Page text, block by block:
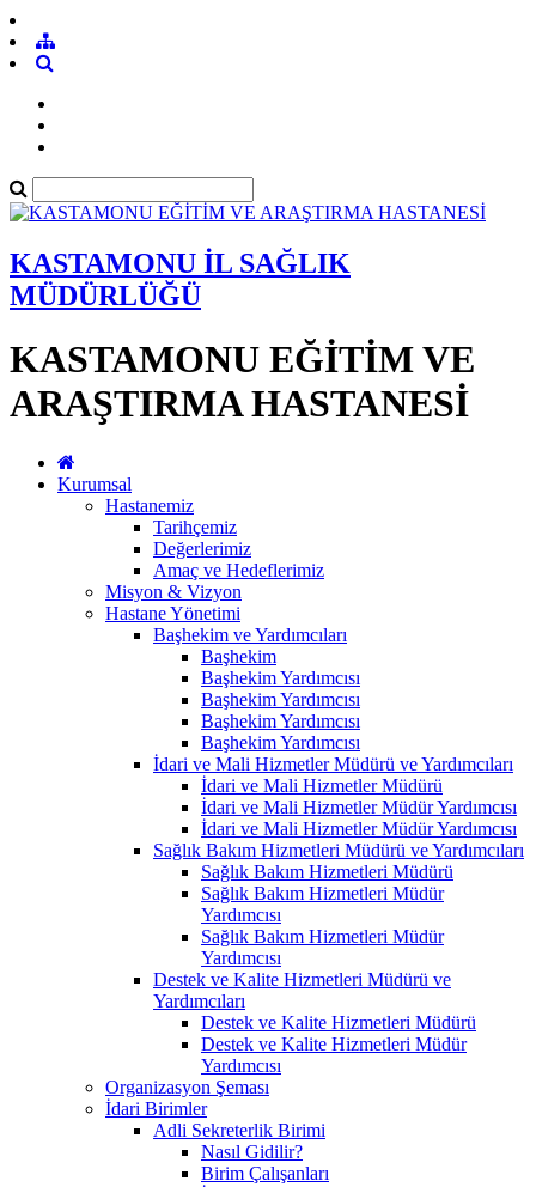
KASTAMONU İL SAĞLIK
MÜDÜRLÜĞÜ
KASTAMONU EĞİTİM VE
ARAŞTIRMA HASTANESİ
Kurumsal
Hastanemiz
Tarihçemiz
Değerlerimiz
Amaç ve Hedeflerimiz
Misyon & Vizyon
Hastane Yönetimi
Başhekim ve Yardımcıları
Başhekim
Başhekim Yardımcısı
Başhekim Yardımcısı
Başhekim Yardımcısı
Başhekim Yardımcısı
İdari ve Mali Hizmetler Müdürü ve Yardımcıları
İdari ve Mali Hizmetler Müdürü
İdari ve Mali Hizmetler Müdür Yardımcısı
İdari ve Mali Hizmetler Müdür Yardımcısı
Sağlık Bakım Hizmetleri Müdürü ve Yardımcıları
Sağlık Bakım Hizmetleri Müdürü
Sağlık Bakım Hizmetleri Müdür
Yardımcısı
Sağlık Bakım Hizmetleri Müdür
Yardımcısı
Destek ve Kalite Hizmetleri Müdürü ve
Yardımcıları
Destek ve Kalite Hizmetleri Müdürü
Destek ve Kalite Hizmetleri Müdür
Yardımcısı
Organizasyon Şeması
İdari Birimler
Adli Sekreterlik Birimi
Nasıl Gidilir?
Birim Çalışanları